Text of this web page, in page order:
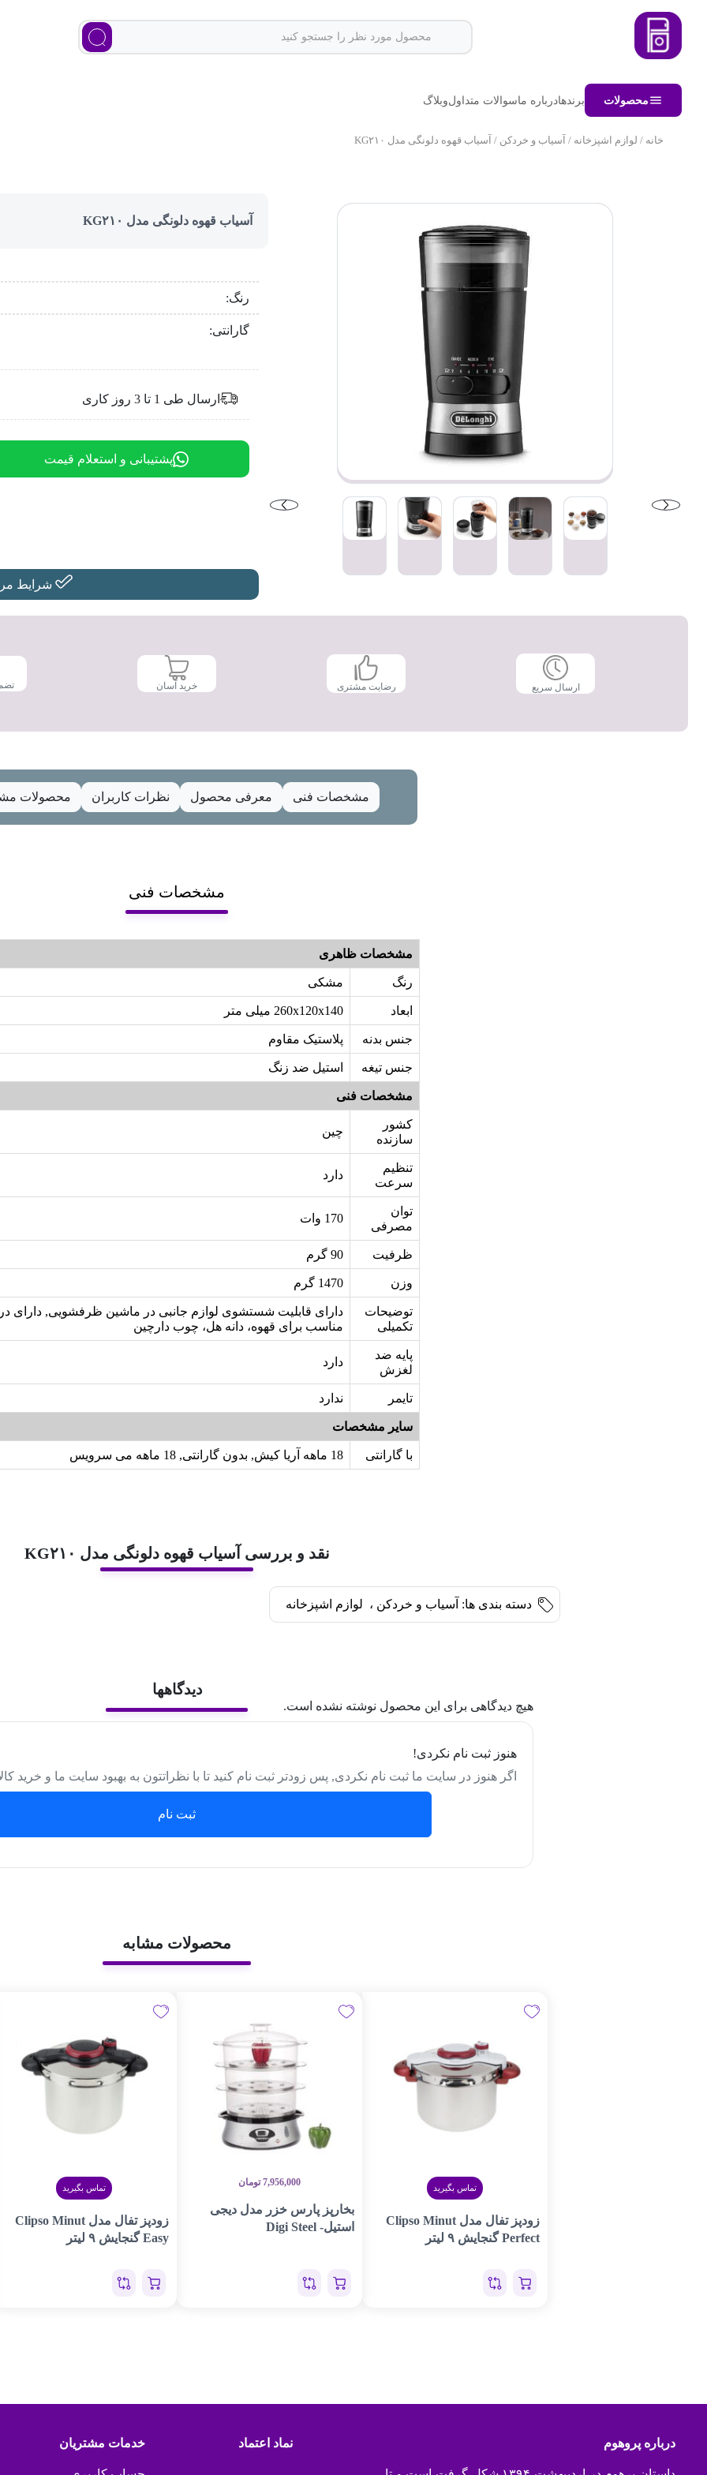
محصولات برندهادرباره ماسوالات متداولوبلاگ
خانه / لوازم اشپزخانه / آسیاب و خردکن / آسیاب قهوه دلونگی مدل KG۲۱۰
آسیاب قهوه دلونگی مدل KG۲۱۰
رنگ:
گارانتی:
ارسال طی 1 تا 3 روز کاری
پشتیبانی و استعلام قیمت
شرایط
ارسال سریع رضایت مشتری خرید آسان
مشخصات فنی معرفی محصول نظرات کاربران محصولات
مشخصات فنی
مشخصات ظاهری
رنگ مشکی
ابعاد 260x120x140 میلی متر
جنس بدنه پلاستیک مقاوم
جنس تیغه استیل ضد زنگ
مشخصات فنی
کشور
سازنده
چین
تنظیم
سرعت
دارد
توان
مصرفی
170 وات
ظرفیت 90 گرم
وزن 1470 گرم
توضیحات
تکمیلی
دارای قابلیت شستشوی لوازم جانبی در ماشین ظرفشویی, دارای
مناسب برای قهوه، دانه هل، چوب دارچین
پایه ضد
لغزش
دارد
تایمر ندارد
سایر مشخصات
با گارانتی 18 ماهه آریا کیش, بدون گارانتی, 18 ماهه می سرویس
نقد و بررسی آسیاب قهوه دلونگی مدل KG۲۱۰
دسته بندی ها: آسیاب و خردکن ، لوازم اشپزخانه
دیدگاهها
هیچ دیدگاهی برای این محصول نوشته نشده است.
هنوز ثبت نام نکردی!
اگر هنوز در سایت ما ثبت نام نکردی, پس زودتر ثبت نام کنید تا با نظراتتون به بهبود سایت ما و خرید
ثبت نام
محصولات مشابه
تماس بگیرید
زودپز تفال مدل Clipso Minut
Perfect گنجایش ۹ لیتر
7,956,000 تومان
بخارپز پارس خزر مدل دیجی
استیل- Digi Steel
تماس بگیرید
زودپز تفال مدل Clipso Minut
Easy گنجایش ۹ لیتر
درباره پروهوم نماد اعتماد خدمات مشتریان